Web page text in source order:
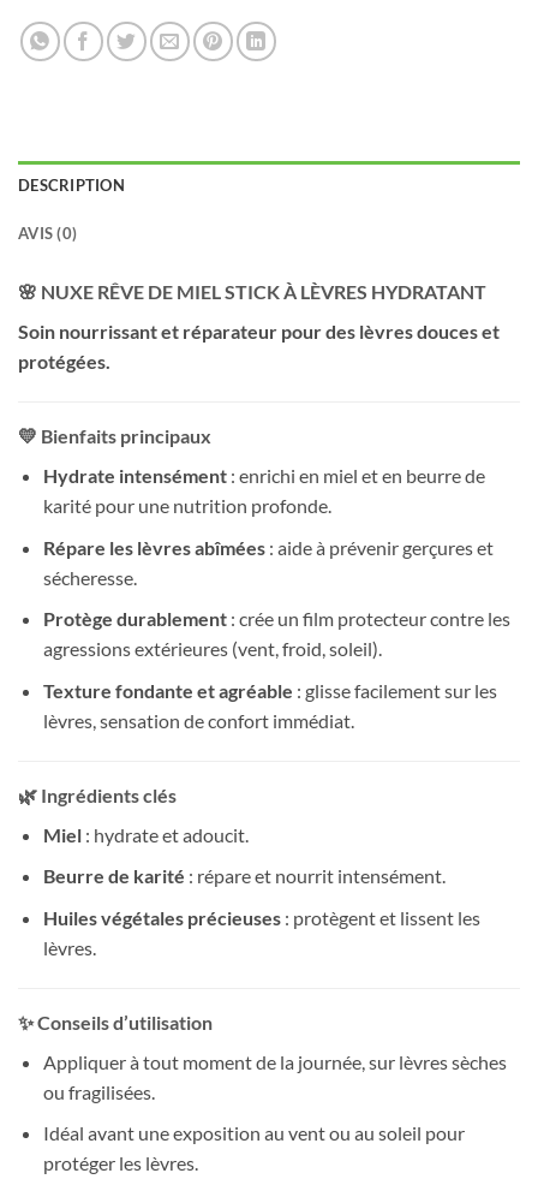
DESCRIPTION
AVIS (0)
🌸 NUXE RÊVE DE MIEL STICK À LÈVRES HYDRATANT
Soin nourrissant et réparateur pour des lèvres douces et
protégées.
💛 Bienfaits principaux
Hydrate intensément: enrichi en miel et en beurre de
karité pour une nutrition profonde.
Répare les lèvres abîmées: aide à prévenir gerçures et
sécheresse.
Protège durablement: crée un film protecteur contre les
agressions extérieures (vent, froid, soleil).
Texture fondante et agréable : glisse facilement sur les
lèvres, sensation de confort immédiat.
🌿 Ingrédients clés
Miel: hydrate et adoucit.
Beurre de karité : répare et nourrit intensément.
Huiles végétales précieuses: protègent et lissent les
lèvres.
✨ Conseils d’utilisation
Appliquer à tout moment de la journée, sur lèvres sèches
ou fragilisées.
Idéal avant une exposition au vent ou au soleil pour
protéger les lèvres.